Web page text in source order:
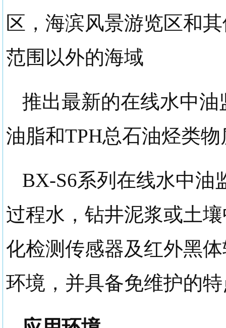
区，海滨风景游览区和
范围以外的海域
推出最新的在线水中油
油脂和TPH总石油烃类
BX-S6系列 在线水中油
过程水，钻井泥浆或土
化检测传感器及红外黑
环境，并具备免维护的